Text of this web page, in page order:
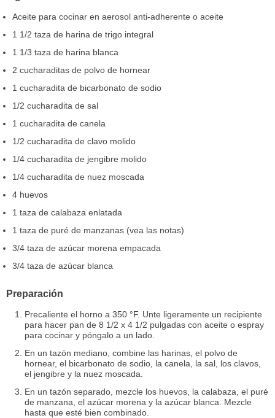
Aceite para cocinar en aerosol anti-adherente o aceite
1 1/2 taza de harina de trigo integral
1 1/3 taza de harina blanca
2 cucharaditas de polvo de hornear
1 cucharadita de bicarbonato de sodio
1/2 cucharadita de sal
1 cucharadita de canela
1/2 cucharadita de clavo molido
1/4 cucharadita de jengibre molido
1/4 cucharadita de nuez moscada
4 huevos
1 taza de calabaza enlatada
1 taza de puré de manzanas (vea las notas)
3/4 taza de azúcar morena empacada
3/4 taza de azúcar blanca
Preparación
Precaliente el horno a 350 °F. Unte ligeramente un recipiente
para hacer pan de 8 1/2 x 4 1/2 pulgadas con aceite o espray
para cocinar y póngalo a un lado.
En un tazón mediano, combine las harinas, el polvo de
hornear, el bicarbonato de sodio, la canela, la sal, los clavos,
el jengibre y la nuez moscada.
En un tazón separado, mezcle los huevos, la calabaza, el puré
de manzana, el azúcar morena y la azúcar blanca. Mezcle
hasta que esté bien combinado.